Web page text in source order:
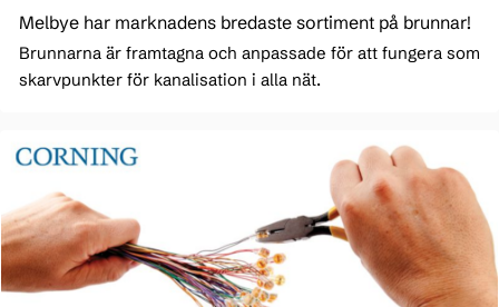
Melbye har marknadens bredaste sortiment på brunnar!
Brunnarna är framtagna och anpassade för att fungera som
skarvpunkter för kanalisation i alla nät.